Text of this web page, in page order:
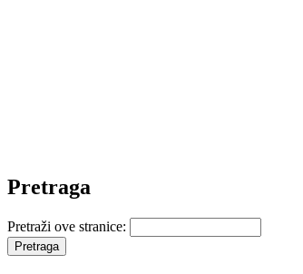
Pretraga
Pretraži ove stranice: